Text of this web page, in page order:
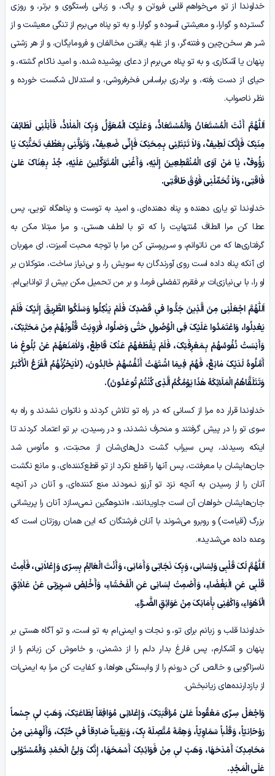
خداوندا از تو می‌خواهم قلبی فروتن و پاک، و زبانی راستگوی و برتر، و روزی
گستـرده و گوارا، و معیشتی آسوده و گوارا. و به تو پناه می‌برم از تنگی معیشت و از
شـر هر سخن‌چین و فتنه‌گر، و از غلبه یافتـن مخالفان و فرومایگان، و از هر زشتی
پنهان یا آشکاری. و به تو پناه می‌برم از دعای پوشیده شده، و امید ناکام گشته، و
حیای از دست رفته، و برادری براساس فخرفروشی، و استدلال شکست خورده و
نظر ناصواب.
اَللّٰهُمَّ أَنْتَ الْمُسْتَعَانُ وَالْمُسْتَعَاذُ، وَعَلَیْکَ الْمُعَوَّلُ وَبِکَ الْمَلٰاذُ، فَأَنِلْنِی لَطَائِفَ
مِنَنِکَ فَإِنَّکَ لَطِیفٌ، وَلاٰ تَبْتَلِنِی بِـمِحَنِکَ فَإِنِّی ضَعِیفٌ، وَتَوَلَّنِی بِعَطْفِ تَحَنُّنِکَ یٰا
رَؤُوفٌ، یٰا مَنْ آوَى الْمُنْقَطِعِینَ إِلَیْهِ، وَأَغْنِى الْمُتَوَکِّلِینَ عَلَیْهِ، جُدْ بِغِنَاکَ عَلیٰ
فَاقَتِی، وَلاٰ تُحَمِّلْنِی فَوْقَ طَاقَتِی.
خداوندا تو یاری دهنده و پناه دهنده‌ای، و امید به توست و پناهگاه تویی، پس
عطا کن مرا الطاف مُنتهایت را که تو با لطف هستی، و مرا مبتلا مکن به
گرفتاری‌ها که من ناتوانم، و سـرپرستی کن مرا با توجه محبت آمیزت، ای مهربان
ای آنکه پناه داده است روی آورندگان به سویش را، و بی‌نیاز ساخت، متوکلان بر
او را، با بی‌نیازی‌ات بر فقرم تفضلی فرما، و بر من تحمیل مکن بیش از توانایی‌ام.
اَللّٰهُمَّ اجْعَلْنِی مِنَ الَّذِینَ جَدُّوا فیٖ قَصْدِکَ فَلَمْ یَنْکِلُوا وَسَلَکُوا الطَّرِیقَ إِلَیْکَ فَلَمْ
یَعْدِلُوا، وَاعْتَمَدُوا عَلَیْکَ فِی الْوُصُولِ حَتّٰى وَصَلُوا، فَرَوِیَتْ قُلُوبُهُمْ مِنْ مَحَبَّتِکَ،
وَأَنِسَتْ نُفُوسُهُمْ بِـمَعْرِفَتِکَ، فَلَمْ یَقْطَعْهُمْ عَنْکَ قَاطِعٌ، وَلاٰمَنَعَهُمْ عَنْ بُلُوغِ مٰا
أَمَّلُوهُ لَدَیْکَ مٰانِعٌ، فَهُمْ فِیمَا اشْتَهَتْ أَنْفُسُهُمْ خَالِدُونَ، ﴿لاٰیَحْزُنُهُمُ الْفَزَعُ الْأَکْبَـرُ
وَتَتَلَقَّاهُمُ الْمَلَائِکَهُ هٰذَا یَوْمُکُمُ الَّذِی کُنْتُمْ تُوعَدُونَ﴾.
خداوندا قرار ده مرا از کسانی که در راه تو تلاش کردند و ناتوان نشدند و راه به
سوی تو را در پیش گرفتند و منحرف نشدند، و در رسیدن، بر تو اعتماد کردند تا
اینکه رسیدند، پس سیراب گشت دل‌های‌شان از محبتت، و مأنوس شد
جان‌هایشان با معرفتت، پس آنها را قطع نکرد از تو قطع‌کننده‌ای، و مانع نگشت
آنان را از رسیدن به آنچه نزد تو آرزو نـمودند منع کننده‌ای، و آنان در آنچه
جان‌هایشان خواهان آن است جاویدانند، «اندوهگین نـمی‌سازد آنان را پریشانی
بزرگ (قیامت) و روبرو می‌شوند با آنان فرشتگان که این همان روزتان است که
وعده داده می‌شدید».
اَللّٰهُمَّ لَکَ قَلْبِی وَلِسَانِی، وَبِکَ نَجَاتِی وَأَمَانِی، وَأَنْتَ الْعَالِمُ بِسِـرّی وَإِعْلاٰنِی، فَأَمِتْ
قَلْبِی عَنِ الْبَغْضَاءِ، وَأَصْمِتْ لِسَانِی عَنِ الْفَحْشَاءِ، وَأَخْلِصْ سَـرِیرَتِی عَنْ عَلاٰئِقِ
الْاَهْوَاءِ، وَاکْفِنِی بِأَمَانِکَ مِنْ عَوَائِقِ الضَّـرّٰاءِ.
خداوندا قلب و زبانم برای تو، و نجات و ایمنی‌ام به تو است، و تو آگاه هستی بر
پنهان و آشکارم، پس فارغ بدار دلـم را از دشمنی، و خاموش کن زبانم را از
ناسزاگویی و خالص کن درونم را از وابستگی هواها، و کفایت کن مرا به ایمنی‌ات
از بازدارنده‌های زیانبخش.
وَاجْعَلْ سِـرِّی مَعْقُوداً عَلیٰ مُرَاقَبَتِکَ، وَإِعْلانِی مُوَافِقاً لِطَاعَتِکَ، وَهَبْ لیٖ جِسْماً
رَوْحَاِنیّاً، وَقَلْباً سَمَاوِیّاً، وَهِمَّهً مُتَّصِلَهً بِکَ، وَیَقِیناً صَادِقاً فیٖ حُبِّکَ، وَأَلْهِمْنِی مِنْ
مَحَامِدِکَ أَمْدَحَهَا، وَهَبْ لیٖ مِنْ فَوَائِدِکَ أَسْمَحَهَا، إِنَّکَ وَلِیُّ الْحَمْدِ وَالْمُسْتَوْلِی
عَلَی الْمَجْدِ.